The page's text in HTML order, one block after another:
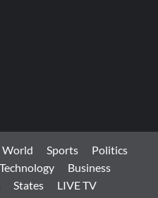
World Sports
Politics
Technology
Business
States LIVE TV